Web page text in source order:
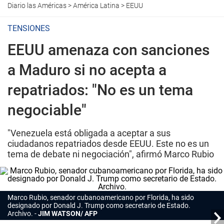
Diario las Américas>América Latina > EEUU
TENSIONES
EEUU amenaza con sanciones
a Maduro si no acepta a
repatriados: "No es un tema
negociable"
"Venezuela está obligada a aceptar a sus
ciudadanos repatriados desde EEUU. Este no es un
tema de debate ni negociación", afirmó Marco Rubio
Marco Rubio, senador cubanoamericano por Florida, ha sido
designado por Donald J. Trump como secretario de Estado.
Archivo.
JIM WATSON/ AFP